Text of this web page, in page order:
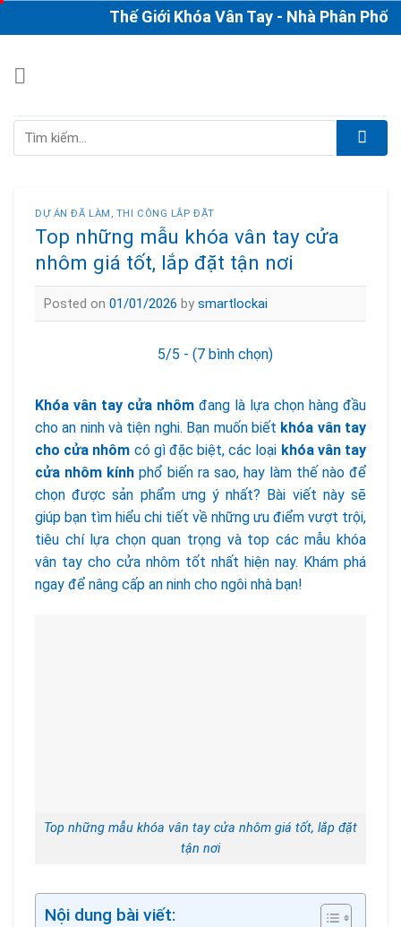
to
Thế Giới Khóa Vân Tay - Nhà Phân Phối &
Tìm
DỰ ÁN ĐÃ LÀM , THI CÔNG LẮP ĐẶT
Top những mẫu khóa vân tay cửa
nhôm giá tốt, lắp đặt tận nơi
Posted on 01/01/2026 by smartlockai
5/5 - (7 bình chọn)
Khóa vân tay cửa nhôm đang là lựa chọn hàng đầu
cho an ninh và tiện nghi. Bạn muốn biết khóa vân tay
cho cửa nhôm có gì đặc biệt, các loại khóa vân tay
cửa nhôm kính phổ biến ra sao, hay làm thế nào để
chọn được sản phẩm ưng ý nhất? Bài viết này sẽ
giúp bạn tìm hiểu chi tiết về những ưu điểm vượt trội,
tiêu chí lựa chọn quan trọng và top các mẫu khóa
vân tay cho cửa nhôm tốt nhất hiện nay. Khám phá
ngay để nâng cấp an ninh cho ngôi nhà bạn!
Top những mẫu khóa vân tay cửa nhôm giá tốt, lắp đặt
tận nơi
Nội dung bài viết: